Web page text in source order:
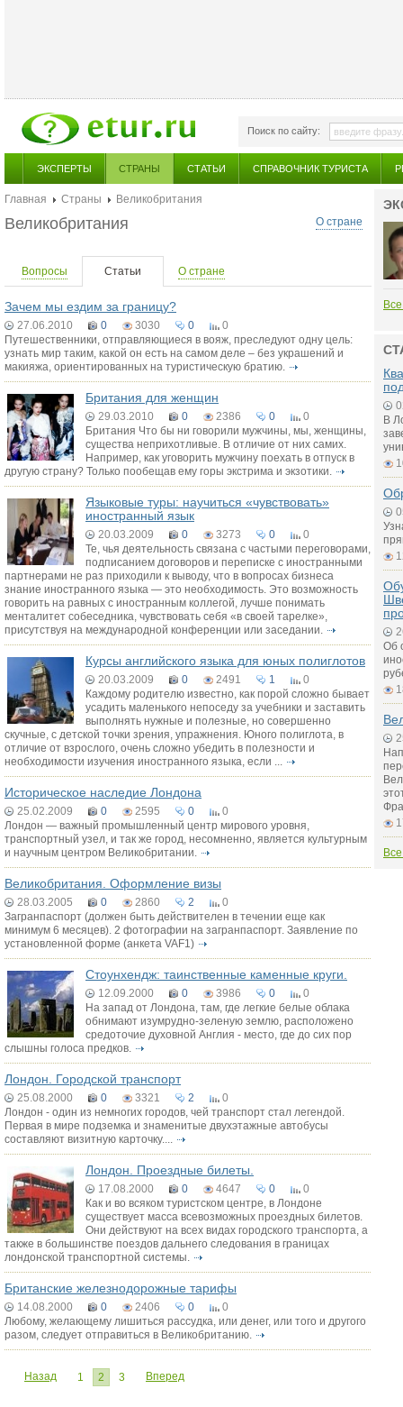
Поиск по сайту:
ЭКСПЕРТЫ СТРАНЫ СТАТЬИ СПРАВОЧНИК ТУРИСТА
Главная Страны
Великобритания
О стране
Великобритания
Вопросы Статьи О стране
Зачем мы ездим за границу?
27.06.2010 0 3030 0
0
Путешественники, отправляющиеся в вояж, преследуют одну цель:
узнать мир таким, какой он есть на самом деле – без украшений и
макияжа, ориентированных на туристическую братию.
Британия для женщин
29.03.2010 0 2386 0
0
Британия Что бы ни говорили мужчины, мы, женщины,
существа неприхотливые. В отличие от них самих.
Например, как уговорить мужчину поехать в отпуск в
другую страну? Только пообещав ему горы экстрима и экзотики.
Языковые туры: научиться «чувствовать»
иностранный язык
20.03.2009 0 3273 0
0
Те, чья деятельность связана с частыми переговорами,
подписанием договоров и переписке с иностранными
партнерами не раз приходили к выводу, что в вопросах бизнеса
знание иностранного языка — это необходимость. Это возможность
говорить на равных с иностранным коллегой, лучше понимать
менталитет собеседника, чувствовать себя «в своей тарелке»,
присутствуя на международной конференции или заседании.
Курсы английского языка для юных полиглотов
20.03.2009 0 2491 1
0
Каждому родителю известно, как порой сложно бывает
усадить маленького непоседу за учебники и заставить
выполнять нужные и полезные, но совершенно
скучные, с детской точки зрения, упражнения. Юного полиглота, в
отличие от взрослого, очень сложно убедить в полезности и
необходимости изучения иностранного языка, если ...
Историческое наследие Лондона
25.02.2009 0 2595 0
0
Лондон — важный промышленный центр мирового уровня,
транспортный узел, и так же город, несомненно, является культурным
и научным центром Великобритании.
Великобритания. Оформление визы
28.03.2005 0 2860 2
0
Загранпаспорт (должен быть действителен в течении еще как
минимум 6 месяцев). 2 фотографии на загранпаспорт. Заявление по
установленной форме (анкета VAF1)
Стоунхендж: таинственные каменные круги.
12.09.2000 0 3986 0
0
На запад от Лондона, там, где легкие белые облака
обнимают изумрудно-зеленую землю, расположено
средоточие духовной Англия - место, где до сих пор
слышны голоса предков.
Лондон. Городской транспорт
25.08.2000 0 3321 2
0
Лондон - один из немногих городов, чей транспорт стал легендой.
Первая в мире подземка и знаменитые двухэтажные автобусы
составляют визитную карточку....
Лондон. Проездные билеты.
17.08.2000 0 4647 0
0
Как и во всяком туристском центре, в Лондоне
существует масса всевозможных проездных билетов.
Они действуют на всех видах городского транспорта, а
также в большинстве поездов дальнего следования в границах
лондонской транспортной системы.
Британские железнодорожные тарифы
14.08.2000 0 2406 0
0
Любому, желающему лишиться рассудка, или денег, или того и другого
разом, следует отправиться в Великобританию.
Назад 1 2 3 Вперед
В
Об